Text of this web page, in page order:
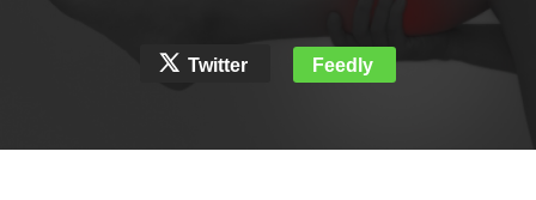
Twitter Feedly